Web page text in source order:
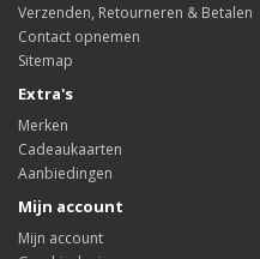
Verzenden, Retourneren & Betalen
Contact opnemen
Sitemap
Extra's
Merken
Cadeaukaarten
Aanbiedingen
Mijn account
Mijn account